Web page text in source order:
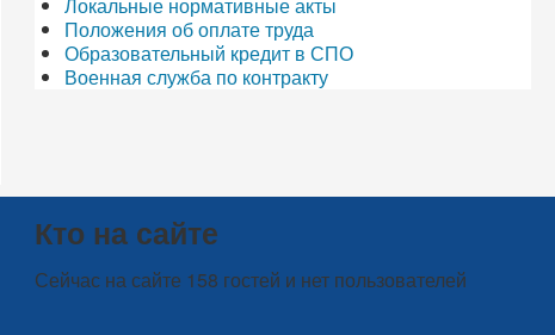
Положения об оплате труда
Образовательный кредит в СПО
Военная служба по контракту
Кто на сайте
Сейчас на сайте 158 гостей и нет пользователей